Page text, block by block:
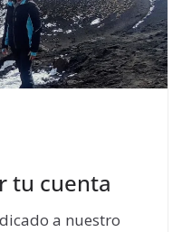
tu cuenta
a nuestro